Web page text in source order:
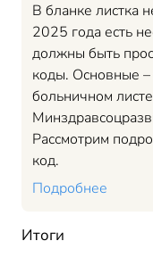
В бланке листка
2025 года есть
должны быть
коды. Основные
больничном
Рассмотрим
код.
Подробнее
Итоги